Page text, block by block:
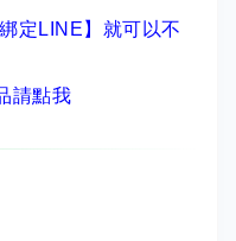
定LINE】 就可以不
請點我